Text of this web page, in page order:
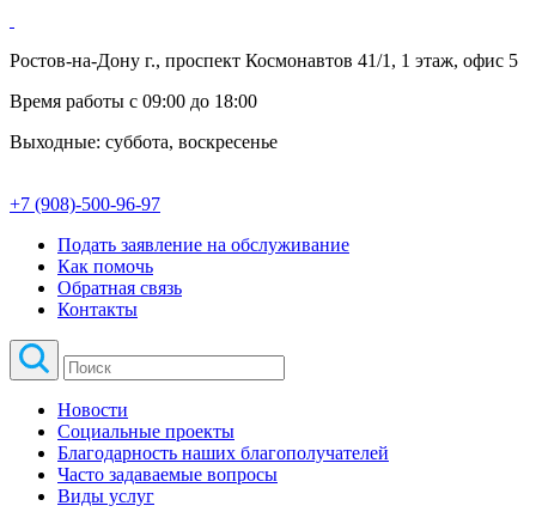
Ростов-на-Дону г., проспект Космонавтов 41/1, 1 этаж, офис 5
Время работы с 09:00 до 18:00
Выходные: суббота, воскресенье
+7 (908)-500-96-97
Подать заявление на обслуживание
Как помочь
Обратная связь
Контакты
Новости
Социальные проекты
Благодарность наших благополучателей
Часто задаваемые вопросы
Виды услуг